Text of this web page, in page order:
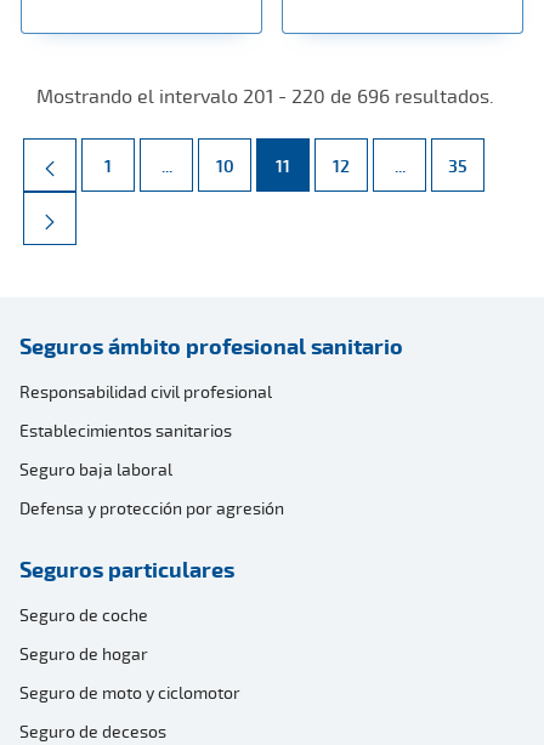
Mostrando el intervalo 201 - 220 de 696 resultados.
Página
1 ... Páginas intermedias Use TAB para desplazarse.
Página
10 Página
11 Página
12 ... Páginas
Página
35
Seguros ámbito profesional sanitario
Responsabilidad civil profesional
Establecimientos sanitarios
Seguro baja laboral
Defensa y protección por agresión
Seguros particulares
Seguro de coche
Seguro de hogar
Seguro de moto y ciclomotor
Seguro de decesos